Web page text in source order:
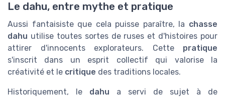
Le dahu, entre mythe et pratique
Aussi fantaisiste que cela puisse paraître, la chasse
dahu utilise toutes sortes de ruses et d'histoires pour
attirer d'innocents explorateurs. Cette pratique
s'inscrit dans un esprit collectif qui valorise la
créativité et le critique des traditions locales.
Historiquement, le dahu a servi de sujet à de